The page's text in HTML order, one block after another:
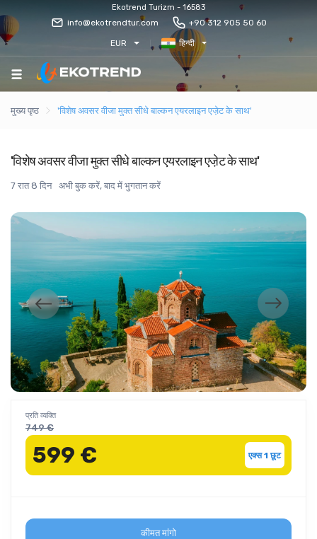
Ekotrend Turizm - 16583
info@ekotrendtur.com +90 312 905 50 60
EUR हिन्दी
मुख्य पृष्ठ 'विशेष अवसर वीजा मुक्त सीधे बाल्कन एयरलाइन एजे़ट के साथ'
'विशेष अवसर वीजा मुक्त सीधे बाल्कन एयरलाइन एजे़ट के साथ'
7 रात 8 दिन अभी बुक करें, बाद में भुगतान करें
प्रति व्यक्ति
749 €
599 € एक्स 1 छूट
कीमत मांगो